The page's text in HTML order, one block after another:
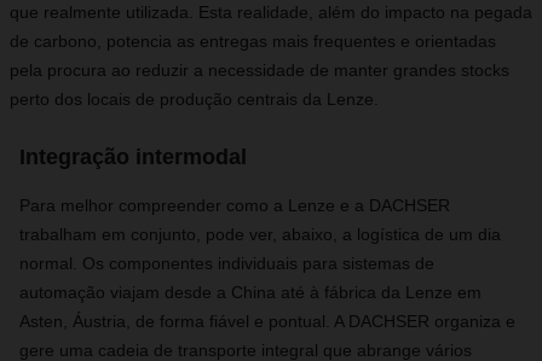
que realmente utilizada. Esta realidade, além do impacto na pegada
de carbono, potencia as entregas mais frequentes e orientadas
pela procura ao reduzir a necessidade de manter grandes stocks
perto dos locais de produção centrais da Lenze.
Integração intermodal
Para melhor compreender como a Lenze e a DACHSER
trabalham em conjunto, pode ver, abaixo, a logística de um dia
normal. Os componentes individuais para sistemas de
automação viajam desde a China até à fábrica da Lenze em
Asten, Áustria, de forma fiável e pontual. A DACHSER organiza e
gere uma cadeia de transporte integral que abrange vários